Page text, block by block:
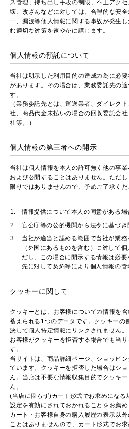
ス管理、持ち出し手段の制限、不正アク
壊、改ざんなどに対しては、合理的な安
一、漏洩等個人情報に関する事故が発生
む適切な対策を速やかに講じます。
個人情報の預託について
当社は明示した利用目的の達成の為に必
があります。その場合は、業務委託先の
す。
（業務委託先とは、運送業者、ダイレク
社、商品代金未払いの場合の回収委託会
社等。）
個人情報の第三者への開示
当社は個人情報を本人の許可無く他の事
および公開することはありません。ただ
限りではありませんので、予めご了承くだ
情報提供について本人の同意がある場
官公庁等の公的機関から法令に基づ
当社が適当と認める範囲で当社が業
（外国にあるものを含む）に対して
だし、この場合に開示する情報は必
先に対して契約等により個人情報の管
クッキーに関して
クッキーとは、お客様についての情報を
蓄えられる1つのデータです。クッキーの
決して個人特定情報にリンクされません。
お客様がクッキーを拒否する場合でも当
す。
当サイトは、商品詳細ページ、ショッピ
ています。クッキーを拒否した場合はシ
ん。当店は不要な情報収集目的でクッキ
ん。
(当店に限らず)カート形式でお求めになる
設定を有効にされておかれることをお薦め
カート・お客様自身の購入履歴の表示以
ことはありませんので、カート形式でお